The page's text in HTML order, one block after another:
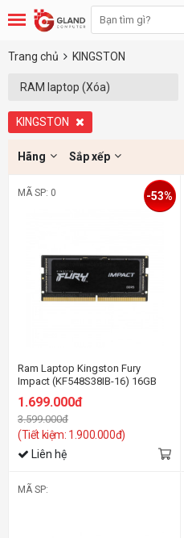
Trang chủ KINGSTON
RAM laptop (Xóa)
KINGSTON
Hãng Sắp xếp
MÃ SP: 0
Ram Laptop Kingston Fury
Impact (KF548S38IB-16) 16GB
1.699.000đ
3.599.000đ
(Tiết kiệm: 1.900.000đ)
-53%
Liên hệ
MÃ SP: